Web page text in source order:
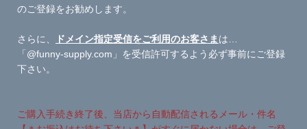
のご登録をお勧めします。
さらに、 ドメイン指定受信をご利用のお客さま は…
「@funny-supply.com」を受信許可するよう必ず事前にご登録
下さい。
ご購入手続き終了後、当店から自動配信されるメール・件名